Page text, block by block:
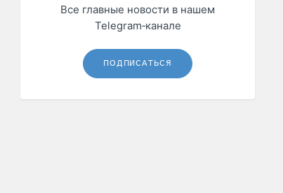
Все главные новости в нашем
Telegram‑канале
ПОДПИСАТЬСЯ